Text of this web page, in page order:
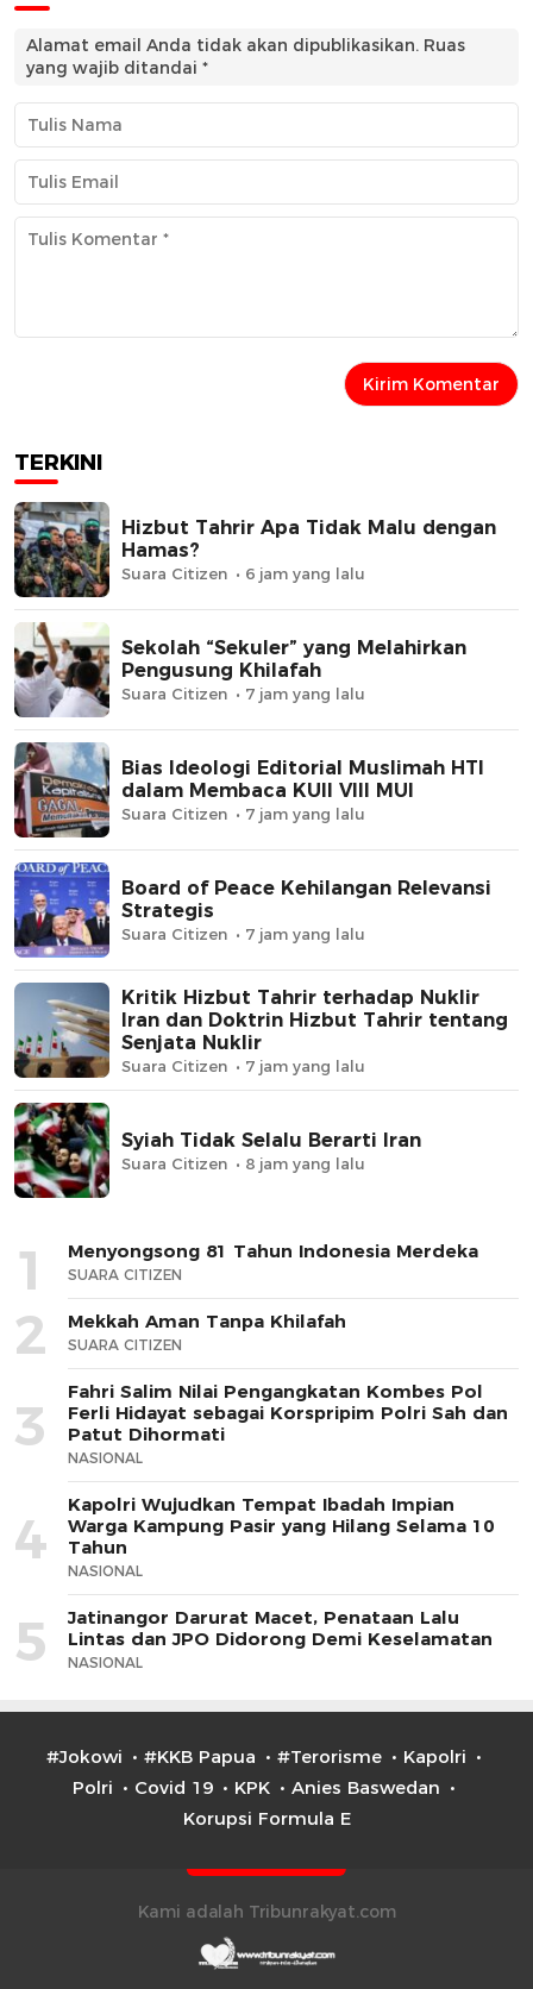
Alamat email Anda tidak akan dipublikasikan. Ruas
yang wajib ditandai *
TERKINI
Hizbut Tahrir Apa Tidak Malu dengan
Hamas?
Suara Citizen 6 jam yang lalu
Sekolah “Sekuler” yang Melahirkan
Pengusung Khilafah
Suara Citizen 7 jam yang lalu
Bias Ideologi Editorial Muslimah HTI
dalam Membaca KUII VIII MUI
Suara Citizen 7 jam yang lalu
Board of Peace Kehilangan Relevansi
Strategis
Suara Citizen 7 jam yang lalu
Kritik Hizbut Tahrir terhadap Nuklir
Iran dan Doktrin Hizbut Tahrir tentang
Senjata Nuklir
Suara Citizen 7 jam yang lalu
Syiah Tidak Selalu Berarti Iran
Suara Citizen 8 jam yang lalu
1 Menyongsong 81 Tahun Indonesia Merdeka
SUARA CITIZEN
2 Mekkah Aman Tanpa Khilafah
SUARA CITIZEN
3
Fahri Salim Nilai Pengangkatan Kombes Pol
Ferli Hidayat sebagai Korspripim Polri Sah dan
Patut Dihormati
NASIONAL
4
Kapolri Wujudkan Tempat Ibadah Impian
Warga Kampung Pasir yang Hilang Selama 10
Tahun
NASIONAL
5
Jatinangor Darurat Macet, Penataan Lalu
Lintas dan JPO Didorong Demi Keselamatan
NASIONAL
#Jokowi #KKB Papua #Terorisme
Kapolri
Polri
Covid 19 KPK
Anies Baswedan
Korupsi Formula E
Kami adalah Tribunrakyat.com